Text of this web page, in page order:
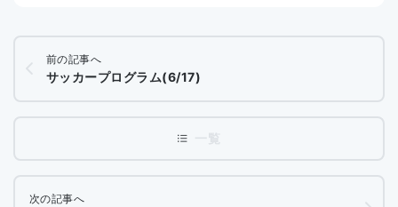
前の記事へ
サッカープログラム(6/17)
次の記事へ